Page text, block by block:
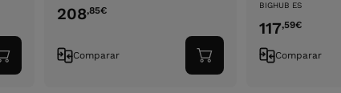
Adicionar
ao
208,85€
Comparar
Adicionar
ao
BIGHUB ES
117,59€
Comparar